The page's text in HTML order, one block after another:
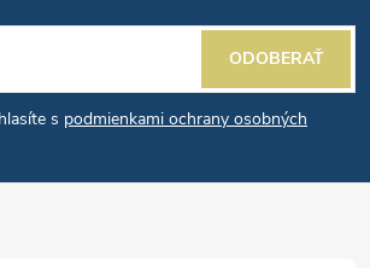
s podmienkami ochrany osobných
ODOBERAŤ